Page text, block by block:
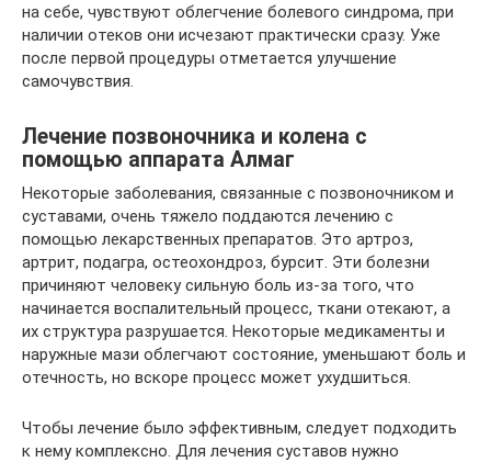
на себе, чувствуют облегчение болевого синдрома, при
наличии отеков они исчезают практически сразу. Уже
после первой процедуры отметается улучшение
самочувствия.
Лечение позвоночника и колена с
помощью аппарата Алмаг
Некоторые заболевания, связанные с позвоночником и
суставами, очень тяжело поддаются лечению с
помощью лекарственных препаратов. Это артроз,
артрит, подагра, остеохондроз, бурсит. Эти болезни
причиняют человеку сильную боль из-за того, что
начинается воспалительный процесс, ткани отекают, а
их структура разрушается. Некоторые медикаменты и
наружные мази облегчают состояние, уменьшают боль и
отечность, но вскоре процесс может ухудшиться.
Чтобы лечение было эффективным, следует подходить
к нему комплексно. Для лечения суставов нужно